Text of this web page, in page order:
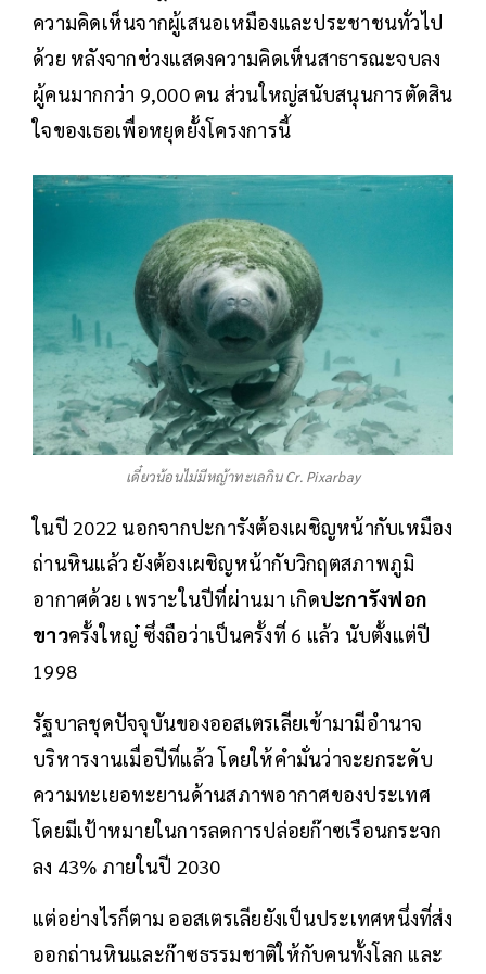
ความคิดเห็นจากผู้เสนอเหมืองและประชาชนทั่วไป
ด้วย หลังจากช่วงแสดงความคิดเห็นสาธารณะจบลง
ผู้คนมากกว่า 9,000 คน ส่วนใหญ่สนับสนุนการตัดสิน
ใจของเธอเพื่อหยุดยั้งโครงการนี้
เดี๋ยวน้อนไม่มีหญ้าทะเลกิน Cr. Pixarbay
ในปี 2022 นอกจากปะการังต้องเผชิญหน้ากับเหมือง
ถ่านหินแล้ว ยังต้องเผชิญหน้ากับวิกฤตสภาพภูมิ
อากาศด้วย เพราะในปีที่ผ่านมา เกิดปะการังฟอก
ขาวครั้งใหญ๋ ซึ่งถือว่าเป็นครั้งที่ 6 แล้ว นับตั้งแต่ปี
1998
รัฐบาลชุดปัจจุบันของออสเตรเลียเข้ามามีอำนาจ
บริหารงานเมื่อปีที่แล้ว โดยให้คำมั่นว่าจะยกระดับ
ความทะเยอทะยานด้านสภาพอากาศของประเทศ
โดยมีเป้าหมายในการลดการปล่อยก๊าซเรือนกระจก
ลง 43% ภายในปี 2030
แต่อย่างไรก็ตาม ออสเตรเลียยังเป็นประเทศหนึ่งที่ส่ง
ออกถ่านหินและก๊าซธรรมชาติให้กับคนทั้งโลก และ